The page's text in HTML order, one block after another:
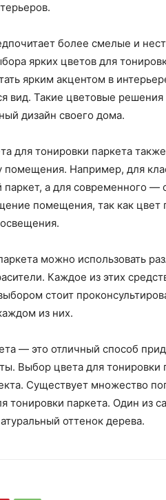
более смелые и
ярких цветов для
ярким акцентом в
вид. Такие цветовые решения
дизайн своего дома.
для тонировки паркета
помещения. Например, для
паркет, а для современного
помещения, так как
можно использовать
Каждое из этих
стоит
из них.
— это отличный способ
Выбор цвета для тонировки
Существует множество
тонировки паркета. Один из
оттенок дерева.